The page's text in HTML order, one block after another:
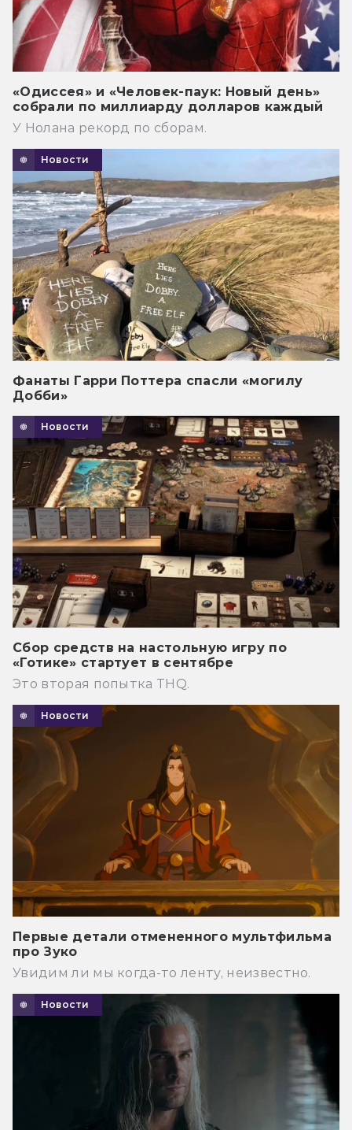
«Одиссея» и «Человек-паук: Новый день»
собрали по миллиарду долларов каждый
У Нолана рекорд по сборам.
Новости
Фанаты Гарри Поттера спасли «могилу
Добби»
Новости
Сбор средств на настольную игру по
«Готике» стартует в сентябре
Это вторая попытка THQ.
Новости
Первые детали отмененного мультфильма
про Зуко
Увидим ли мы когда-то ленту, неизвестно.
Новости